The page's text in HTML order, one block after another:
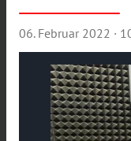
06. Februar 2022 ·